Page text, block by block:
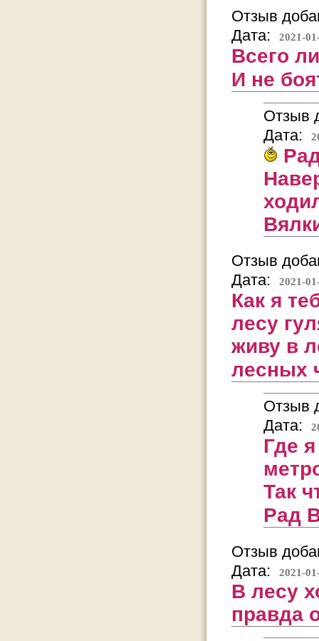
Отзыв
Дата:
2021-
Всего
И не
Отзыв
Дата:
Отзыв
Дата:
2021-
Как я
лесу
живу в
лесных
Отзыв
Дата:
Где
Так
Рад
Отзыв
Дата:
2021-
В лесу
правда